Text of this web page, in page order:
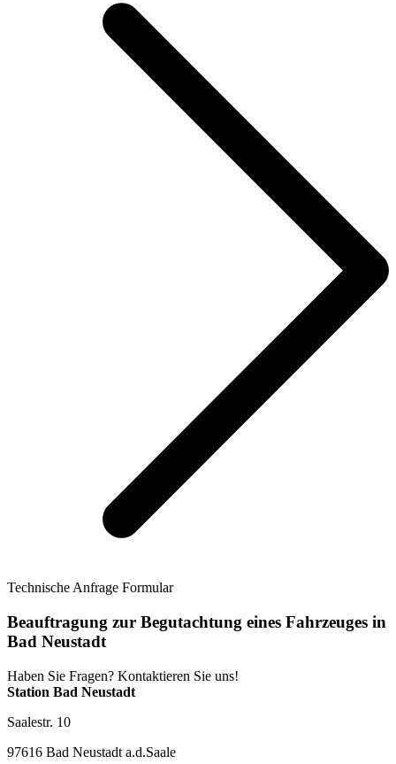
Technische Anfrage Formular
Beauftragung zur Begutachtung eines Fahrzeuges in
Bad Neustadt
Haben Sie Fragen? Kontaktieren Sie uns!
Station Bad Neustadt
Saalestr. 10
97616 Bad Neustadt a.d.Saale